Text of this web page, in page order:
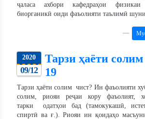
ҷаласа ахбори кафедраҳои
биорганикӣ оиди фаъолияти таълимӣ
2020
09/12
Тарзи ҳаёти
19
Тарзи ҳаёти солим чист? Ин фаъолияти
солим, риояи реҷаи кору фаъолият,
тарки одатҳои бад (тамокукашӣ,
спиртӣ ва ғ.). Риояи ин қоидаҳо